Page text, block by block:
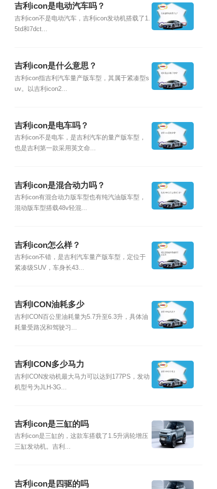
吉利icon是电动汽车吗？
吉利icon不是电动汽车，吉利icon发动机搭载了1.
5td和7dct...
吉利icon是什么意思？
吉利icon指吉利汽车量产版车型，其属于紧凑型s
uv。以吉利icon2...
吉利icon是电车吗？
吉利icon不是电车，是吉利汽车的量产版车型，
也是吉利第一款采用英文命...
吉利icon是混合动力吗？
吉利icon有混合动力版车型也有纯汽油版车型，
混动版车型搭载48v轻混...
吉利icon怎么样？
吉利icon不错，是吉利汽车量产版车型，定位于
紧凑级SUV，车身长43...
吉利ICON油耗多少
吉利ICON百公里油耗量为5.7升至6.3升，具体油
耗量受路况和驾驶习...
吉利ICON多少马力
吉利ICON发动机最大马力可以达到177PS，发动
机型号为JLH-3G...
吉利icon是三缸的吗
吉利icon是三缸的，这款车搭载了1.5升涡轮增压
三缸发动机。吉利...
吉利icon是四驱的吗